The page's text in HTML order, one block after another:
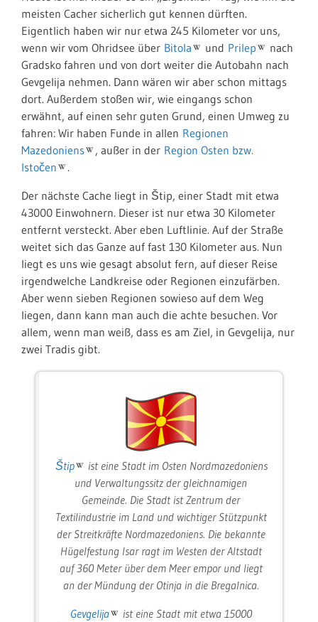
meisten Cacher sicherlich gut kennen dürften.
Eigentlich haben wir nur etwa 245 Kilometer vor uns,
wenn wir vom Ohridsee über Bitola und Prilep
nach
Gradsko fahren und von dort weiter die Autobahn nach
Gevgelija nehmen. Dann wären wir aber schon mittags
dort. Außerdem stoßen wir, wie eingangs schon
erwähnt, auf einen sehr guten Grund, einen Umweg zu
fahren: Wir haben Funde in allen Regionen
Mazedoniens
, außer in der Region Osten bzw.
Istočen
.
Der nächste Cache liegt in Štip, einer Stadt mit etwa
43000 Einwohnern. Dieser ist nur etwa 30 Kilometer
entfernt versteckt. Aber eben Luftlinie. Auf der Straße
weitet sich das Ganze auf fast 130 Kilometer aus. Nun
liegt es uns wie gesagt absolut fern, auf dieser Reise
irgendwelche Landkreise oder Regionen einzufärben.
Aber wenn sieben Regionen sowieso auf dem Weg
liegen, dann kann man auch die achte besuchen. Vor
allem, wenn man weiß, dass es am Ziel, in Gevgelija, nur
zwei Tradis gibt.
Štip
ist eine Stadt im Osten Nordmazedoniens
und Verwaltungssitz der gleichnamigen
Gemeinde. Die Stadt ist Zentrum der
Textilindustrie im Land und wichtiger Stützpunkt
der Streitkräfte Nordmazedoniens. Die bekannte
Hügelfestung Isar ragt im Westen der Altstadt
auf 360 Meter über dem Meer empor und liegt
an der Mündung der Otinja in die Bregalnica.
Gevgelija
ist eine Stadt mit etwa 15000